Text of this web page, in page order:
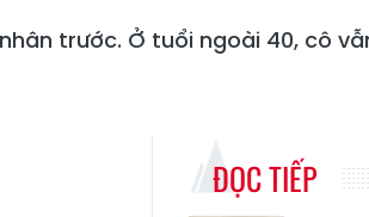
trước. Ở tuổi ngoài 40, cô
ĐỌC TIẾP